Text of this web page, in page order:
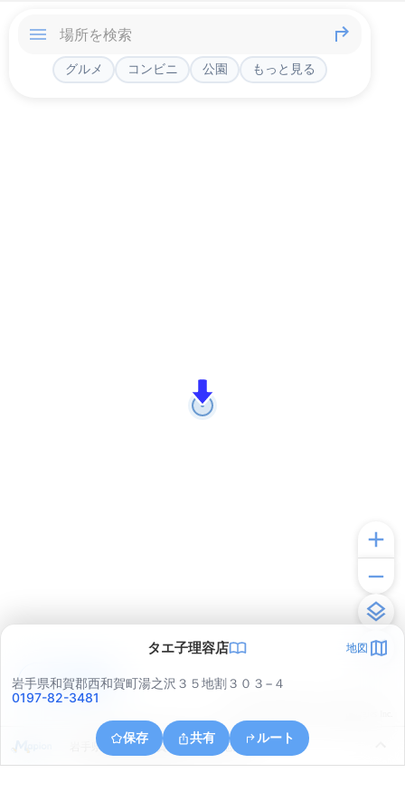
グルメ コンビニ 公園 もっと見る
タエ子理容店 地図
岩手県和賀郡西和賀町湯之沢３５地割３０３−４
0197-82-3481
保存 共有 ルート
岩手県和賀郡西和賀町川尻４１地割
アプリで見る